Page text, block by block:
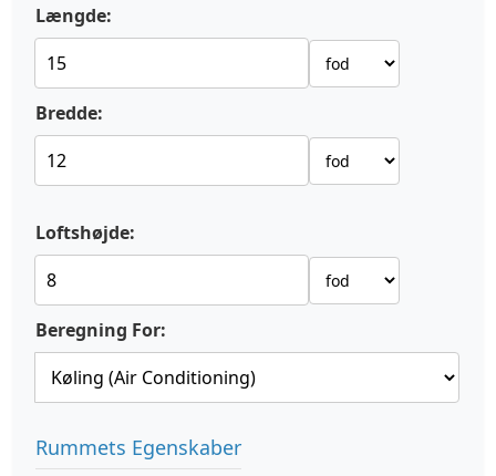
Længde:
Bredde:
Loftshøjde:
Beregning For:
Rummets Egenskaber